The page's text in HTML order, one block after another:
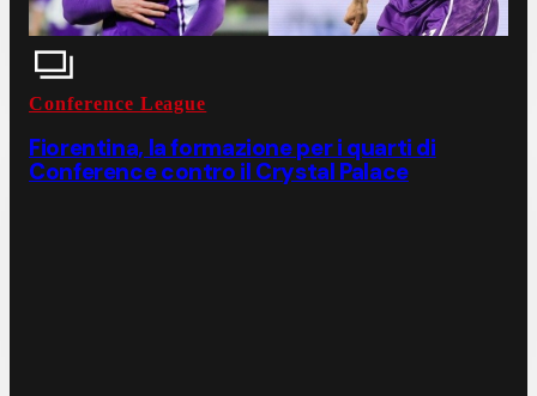
Conference League
Fiorentina, la formazione per i quarti di
Conference contro il Crystal Palace